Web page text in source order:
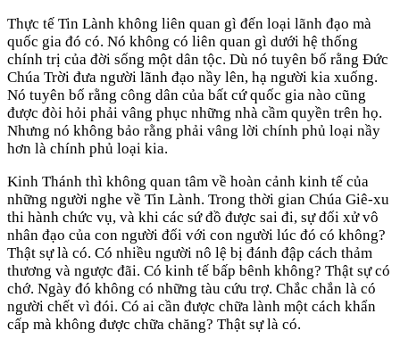
Thực tế Tin Lành không liên quan gì đến loại lãnh đạo mà
quốc gia đó có. Nó không có liên quan gì dưới hệ thống
chính trị của đời sống một dân tộc. Dù nó tuyên bố rằng Đức
Chúa Trời đưa người lãnh đạo nầy lên, hạ người kia xuống.
Nó tuyên bố rằng công dân của bất cứ quốc gia nào cũng
được đòi hỏi phải vâng phục những nhà cầm quyền trên họ.
Nhưng nó không bảo rằng phải vâng lời chính phủ loại nầy
hơn là chính phủ loại kia.
Kinh Thánh thì không quan tâm về hoàn cảnh kinh tế của
những người nghe về Tin Lành. Trong thời gian Chúa Giê-xu
thi hành chức vụ, và khi các sứ đồ được sai đi, sự đối xử vô
nhân đạo của con người đối với con người lúc đó có không?
Thật sự là có. Có nhiều người nô lệ bị đánh đập cách thảm
thương và ngược đãi. Có kinh tế bấp bênh không? Thật sự có
chớ. Ngày đó không có những tàu cứu trợ. Chắc chắn là có
người chết vì đói. Có ai cần được chữa lành một cách khẩn
cấp mà không được chữa chăng? Thật sự là có.